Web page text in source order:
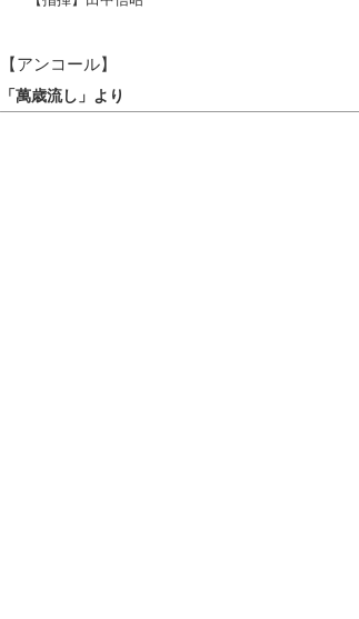
【アンコール】
「萬歳流し」より